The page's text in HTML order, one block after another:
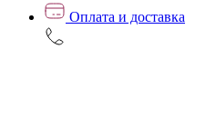
Оплата и доставка